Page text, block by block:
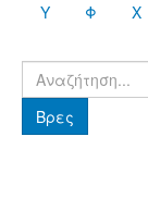
Υ Φ Χ
Βρες
Βρες